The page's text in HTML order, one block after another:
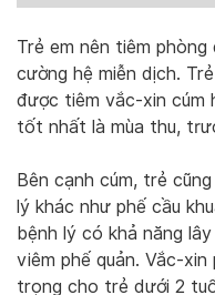
Trẻ em nên tiêm
cường hệ miễn dịch.
được tiêm vắc-xin cúm
tốt nhất là mùa thu,
Bên cạnh cúm, trẻ
lý khác như phế cầu
bệnh lý có khả năng
viêm phế quản. Vắc-
trọng cho trẻ dưới 2